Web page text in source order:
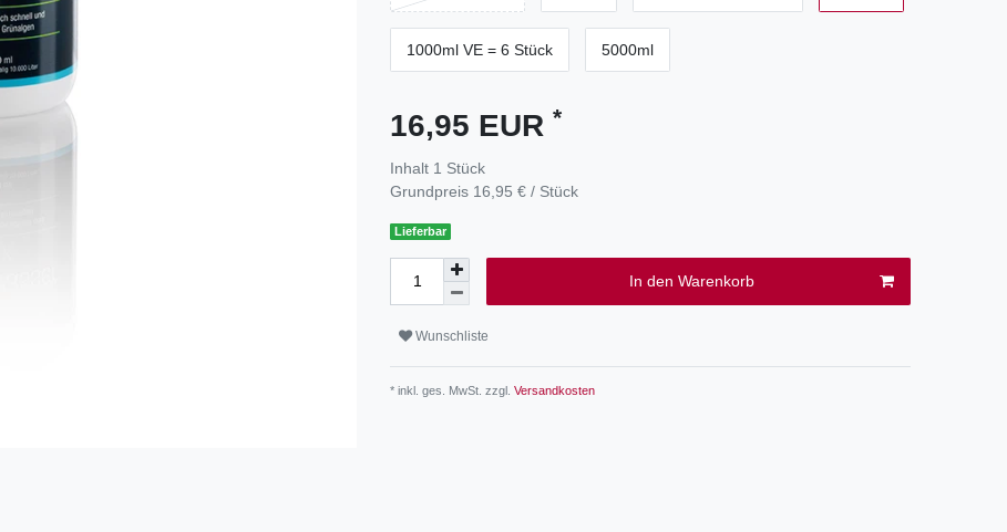
1000ml VE = 6 Stück 5000ml
16,95 EUR *
Inhalt 1 Stück
Grundpreis 16,95 € / Stück
Lieferbar
In den Warenkorb
Wunschliste
* inkl. ges. MwSt. zzgl. Versandkosten